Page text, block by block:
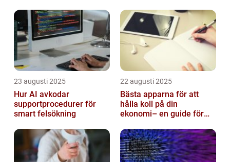
23 augusti 2025
Hur AI avkodar
supportprocedurer för
smart felsökning
22 augusti 2025
Bästa apparna för att
hålla koll på din
ekonomi– en guide för